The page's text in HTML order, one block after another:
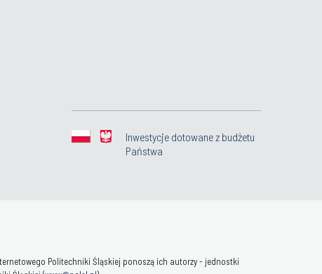
Inwestycje dotowane z budżetu
Państwa
Politechniki Śląskiej ponoszą ich autorzy - jednostki